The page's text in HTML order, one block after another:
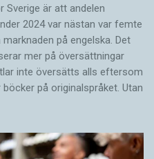
är att andelen
2024 var nästan var femte
på engelska. Det
mer på översättningar
inte översätts alls eftersom
på originalspråket. Utan